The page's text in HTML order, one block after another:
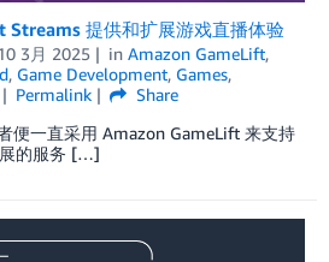
提供和扩展游戏直播体验
3月 2025 in Amazon GameLift,
, Game Development, Games,
Permalink
Share
便一直采用 Amazon GameLift 来支持
的服务 […]